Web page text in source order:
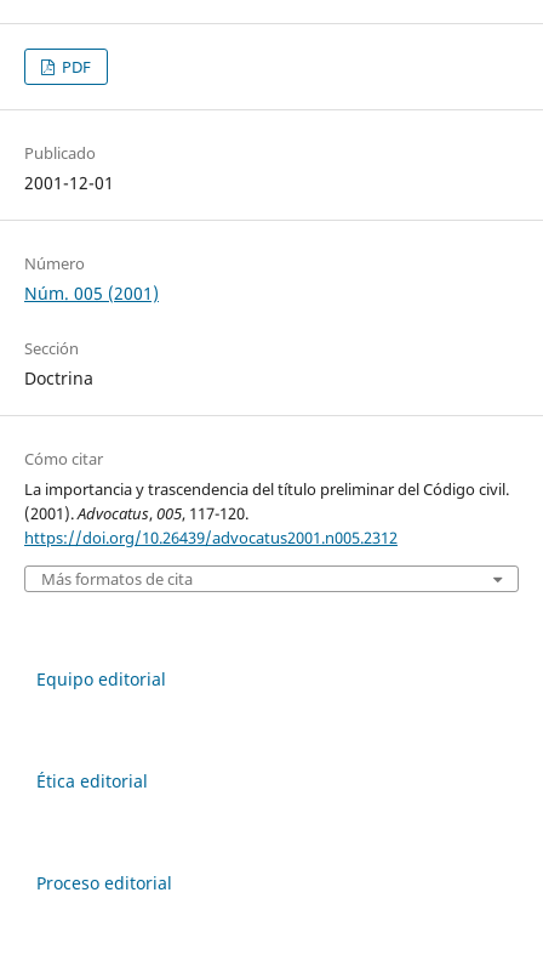
PDF
Publicado
2001-12-01
Número
Núm. 005 (2001)
Sección
Doctrina
Cómo citar
La importancia y trascendencia del título preliminar del Código civil.
(2001).Advocatus,005, 117-120.
https://doi.org/10.26439/advocatus2001.n005.2312
Más formatos de cita
Equipo editorial
Ética editorial
Proceso editorial